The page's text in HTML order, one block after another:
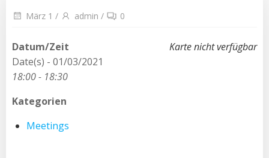
März 1 / admin / 0
Karte nicht verfügbar
Datum/Zeit
Date(s) - 01/03/2021
18:00 - 18:30
Kategorien
Meetings